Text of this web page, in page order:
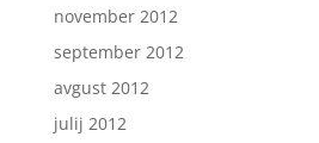
november 2012
september 2012
avgust 2012
julij 2012